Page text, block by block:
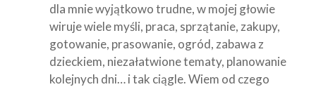
dla mnie wyjątkowo trudne, w mojej głowie
wiruje wiele myśli, praca, sprzątanie, zakupy,
gotowanie, prasowanie, ogród, zabawa z
dzieckiem, niezałatwione tematy, planowanie
kolejnych dni… i tak ciągle. Wiem od czego